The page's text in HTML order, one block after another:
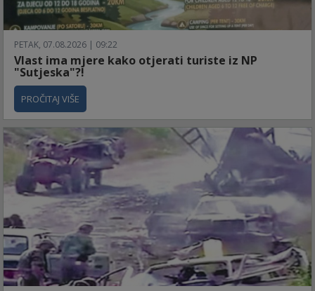
PETAK, 07.08.2026 | 09:22
Vlast ima mjere kako otjerati turiste iz NP
"Sutjeska"?!
PROČITAJ VIŠE